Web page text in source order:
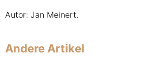
Autor: Jan Meinert.
Andere Artikel